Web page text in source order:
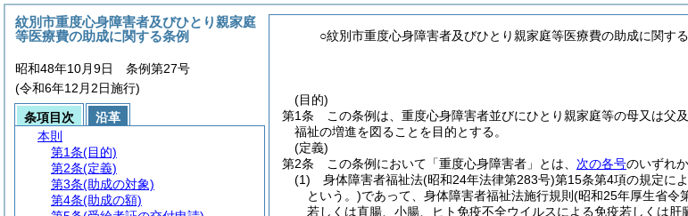
○紋別市重度心身障害者及びひとり親家庭等医療費の助成に関す
(目的)
第1条
この条例は、重度心身障害者並びにひとり親家庭等の母又は父
福祉の増進を図ることを目的とする。
(定義)
第2条
この条例において「重度心身障害者」とは、 次の各号のいずれ
(1)
身体障害者福祉法(昭和24年法律第283号)第15条第4項の規定に
という。)であって、身体障害者福祉法施行規則 (昭和25年厚生省令
若しくは直腸、小腸、ヒト免疫不全ウイルスによる免疫若しくは肝
紋別市重度心身障害者及びひとり親家庭
等医療費の助成に関する条例
昭和48年10月9日 条例第27号
(令和6年12月2日施行)
条項目次
沿革
本則
第1条(目的)
第2条(定義)
第3条(助成の対象)
第4条(助成の額)